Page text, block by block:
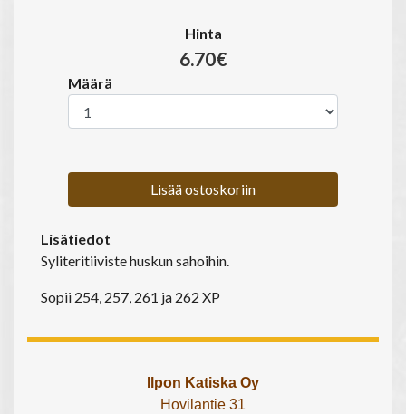
Hinta
6.70€
Määrä
Lisää ostoskoriin
Lisätiedot
Syliteritiiviste huskun sahoihin.
Sopii 254, 257, 261 ja 262 XP
Ilpon Katiska Oy
Hovilantie 31